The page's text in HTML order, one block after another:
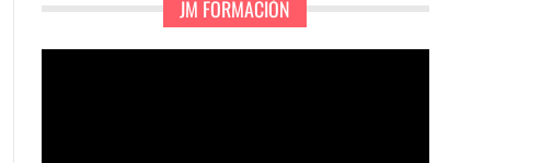
JM FORMACIÓN